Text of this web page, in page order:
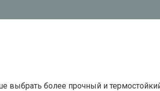
выбрать более прочный и